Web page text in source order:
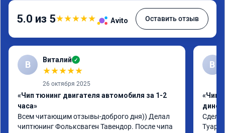
5.0 из 5★★★★★ Avito Оставить отзыв
В Виталий ✓
★★★★★
26 октября 2025
«Чип тюнинг двигателя автомобиля за 1-2
часа»
Всем читающим отзывы-доброго дня)) Делал
чиптюнинг Фольксваген Тавендор. После чипа
В
«Чип